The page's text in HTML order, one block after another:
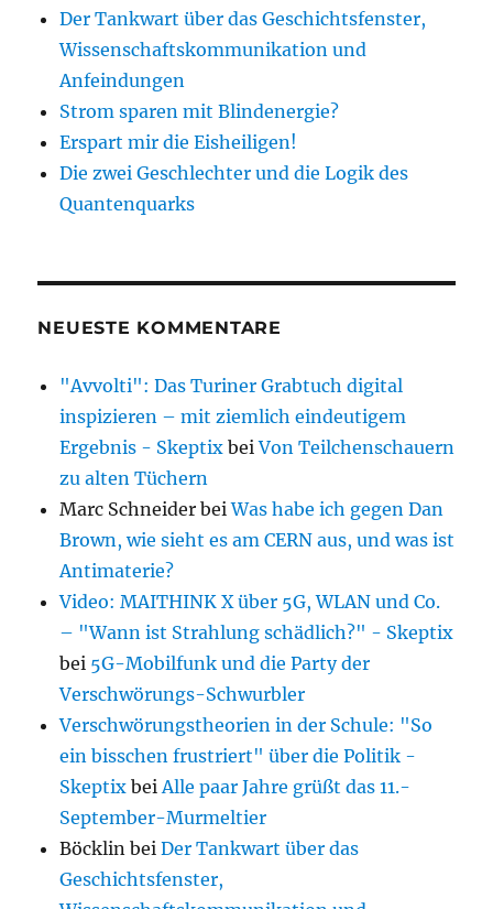
Der Tankwart über das Geschichtsfenster,
Wissenschaftskommunikation und
Anfeindungen
Strom sparen mit Blindenergie?
Erspart mir die Eisheiligen!
Die zwei Geschlechter und die Logik des
Quantenquarks
NEUESTE KOMMENTARE
"Avvolti": Das Turiner Grabtuch digital
inspizieren – mit ziemlich eindeutigem
Ergebnis - Skeptix beiVon Teilchenschauern
zu alten Tüchern
Marc Schneider beiWas habe ich gegen Dan
Brown, wie sieht es am CERN aus, und was ist
Antimaterie?
Video: MAITHINK X über 5G, WLAN und Co.
– "Wann ist Strahlung schädlich?" - Skeptix
bei 5G-Mobilfunk und die Party der
Verschwörungs-Schwurbler
Verschwörungstheorien in der Schule: "So
ein bisschen frustriert" über die Politik -
Skeptix bei Alle paar Jahre grüßt das 11.-
September-Murmeltier
Böcklin beiDer Tankwart über das
Geschichtsfenster,